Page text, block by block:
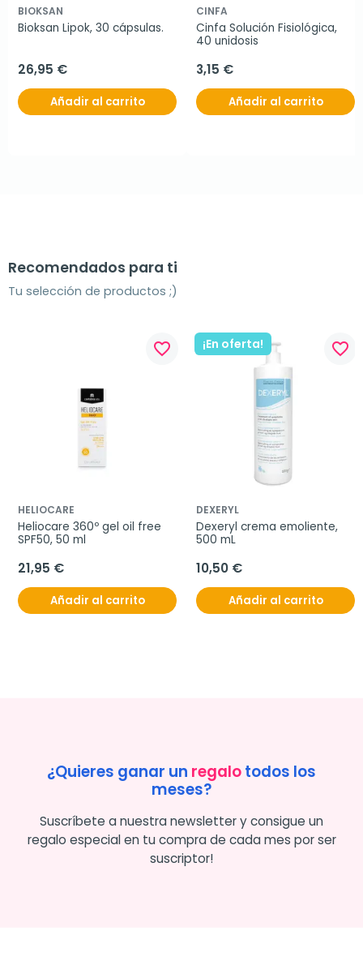
BIOKSAN
Bioksan Lipok, 30 cápsulas.
26,95 €
Añadir al carrito
CINFA
Cinfa Solución Fisiológica,
40 unidosis
3,15 €
Añadir al carrito
Recomendados para ti
Tu selección de productos ;)
favorite_border
HELIOCARE
Heliocare 360º gel oil free
SPF50, 50 ml
21,95 €
Añadir al carrito
¡En oferta! favorite_border
DEXERYL
Dexeryl crema emoliente,
500 mL
10,50 €
Añadir al carrito
¿Quieres ganar un regalotodos los
meses?
Suscríbete a nuestra newsletter y consigue un
regalo especial en tu compra de cada mes por ser
suscriptor!